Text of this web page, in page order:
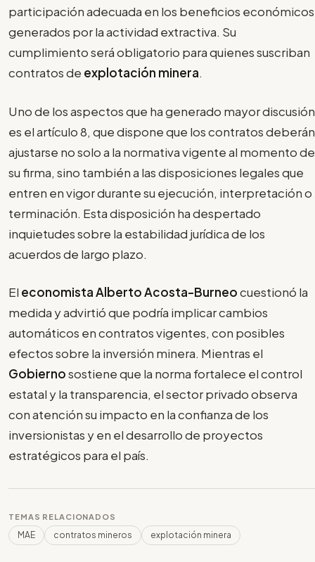
participación adecuada en los beneficios económicos
generados por la actividad extractiva. Su
cumplimiento será obligatorio para quienes suscriban
contratos de explotación minera.
Uno de los aspectos que ha generado mayor discusión
es el artículo 8, que dispone que los contratos deberán
ajustarse no solo a la normativa vigente al momento de
su firma, sino también a las disposiciones legales que
entren en vigor durante su ejecución, interpretación o
terminación. Esta disposición ha despertado
inquietudes sobre la estabilidad jurídica de los
acuerdos de largo plazo.
El economista Alberto Acosta-Burneocuestionó la
medida y advirtió que podría implicar cambios
automáticos en contratos vigentes, con posibles
efectos sobre la inversión minera. Mientras el
Gobiernosostiene que la norma fortalece el control
estatal y la transparencia, el sector privado observa
con atención su impacto en la confianza de los
inversionistas y en el desarrollo de proyectos
estratégicos para el país.
TEMAS RELACIONADOS
MAE contratos mineros explotación minera